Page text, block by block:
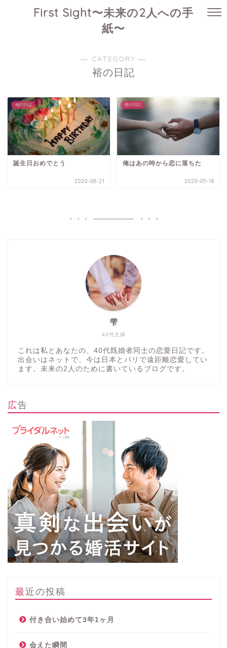
First Sight〜未来の2人への手
紙〜
― CATEGORY ―
裕の日記
裕の日記
誕生日おめでとう
2020-08-21
裕の日記
俺はあの時から恋に落ちた
2020-05-18
40代主婦
雫
これは私とあなたの、40代既婚者同士の恋愛日記です。
出会いはネットで、今は日本とパリで遠距離恋愛してい
ます。未来の2人のために書いているブログです。
広告
最近の投稿
付き合い始めて3年1ヶ月
会えた瞬間